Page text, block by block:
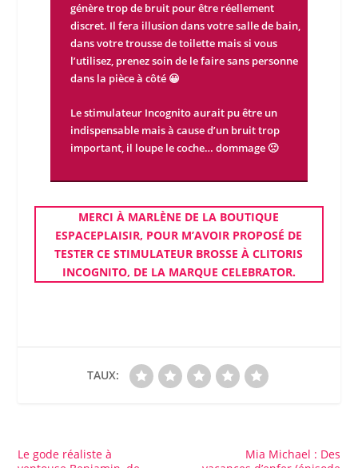
génère trop de bruit pour être réellement
discret. Il fera illusion dans votre salle de bain,
dans votre trousse de toilette mais si vous
l’utilisez, prenez soin de le faire sans personne
dans la pièce à côté 😀
Le stimulateur Incognito aurait pu être un
indispensable mais à cause d’un bruit trop
important, il loupe le coche… dommage 🙁
MERCI À MARLÈNE DE LA BOUTIQUE
ESPACEPLAISIR, POUR M’AVOIR PROPOSÉ DE
TESTER CESTIMULATEUR BROSSE À CLITORIS
INCOGNITO, DE LA MARQUE CELEBRATOR.
TAUX:
Le gode réaliste à
Mia Michael : Des